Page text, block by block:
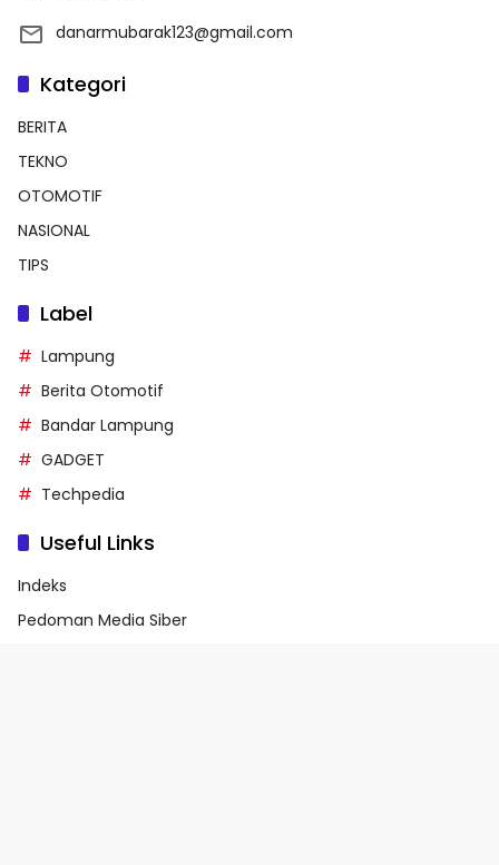
danarmubarak123@gmail.com
Kategori
BERITA
TEKNO
OTOMOTIF
NASIONAL
TIPS
Label
Lampung
Berita Otomotif
Bandar Lampung
GADGET
Techpedia
Useful Links
Indeks
Pedoman Media Siber